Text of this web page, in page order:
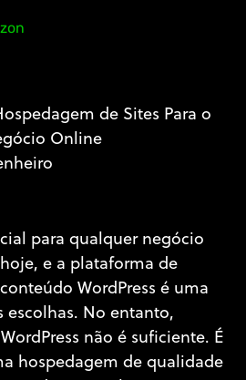
de Sites Para o
Online
para qualquer negócio
e a plataforma de
WordPress é uma
escolhas. No entanto,
não é suficiente. É
hospedagem de qualidade